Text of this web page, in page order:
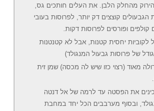
מהחלק הלבן. את העלים חותכים גס,
הגבעולים קוצצים דק יותר, לפרוסות בעובי
ופורסים לפרוסות דקות.
יחסית קטנות, אבל לא קטנטנות
של פרוסות גבעול המנגולד)
מאוד (רצוי כזו שיש לה מכסה) שמן זית
את הפסטה עד לרמה של אל דנטה
ובסוף מערבבים הכל יחד במחבת